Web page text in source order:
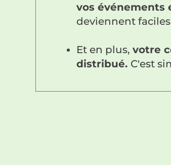
vos événements
deviennent
Et en plus, votre
distribué. C'est